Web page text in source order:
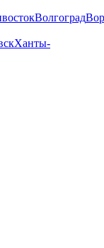
Волгоград
Ханты-